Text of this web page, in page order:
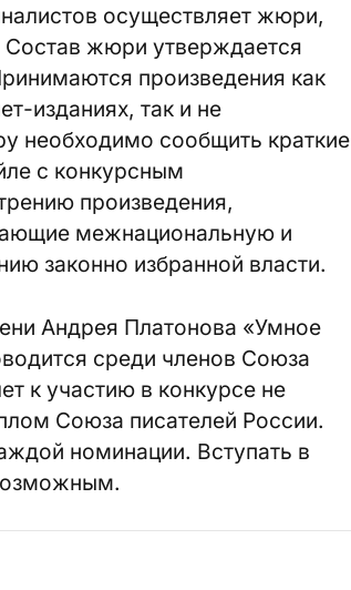
осуществляет жюри,
Состав жюри утверждается
произведения как
изданиях, так и не
необходимо сообщить краткие
с конкурсным
произведения,
межнациональную и
законно избранной власти.
Андрея Платонова «Умное
среди членов Союза
к участию в конкурсе не
Союза писателей России.
номинации. Вступать в